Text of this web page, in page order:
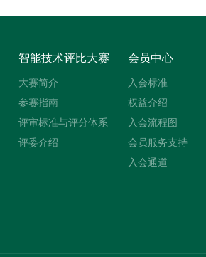
智能技术评比大赛
大赛简介
参赛指南
评审标准与评分体系
评委介绍
会员中心
入会标准
权益介绍
入会流程图
会员服务支持
入会通道